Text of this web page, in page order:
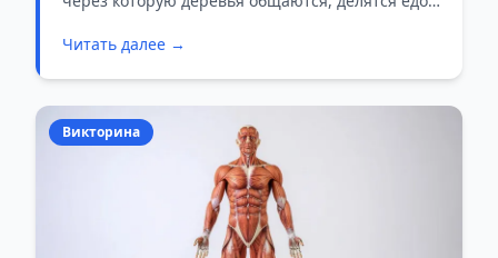
не фантастика — это наука.
Читать далее →
Викторина